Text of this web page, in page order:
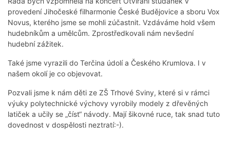
provedení Jihočeské filharmonie České Budějovice a sboru Vox
Novus, kterého jsme se mohli zúčastnit. Vzdáváme hold všem
hudebníkům a umělcům. Zprostředkovali nám nevšední
hudební zážitek.
Také jsme vyrazili do Terčina údolí a Českého Krumlova. I v
našem okolí je co objevovat.
Pozvali jsme k nám děti ze ZŠ Trhové Sviny, které si v rámci
výuky polytechnické výchovy vyrobily modely z dřevěných
latiček a učily se „číst“ návody. Mají šikovné ruce, tak snad tuto
dovednost v dospělosti neztratí:-).